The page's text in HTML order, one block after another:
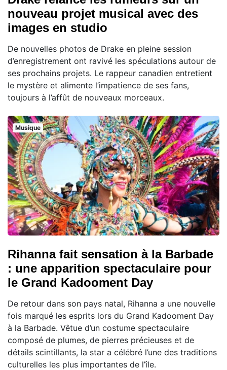
nouveau projet musical avec des
images en studio
De nouvelles photos de Drake en pleine session
d’enregistrement ont ravivé les spéculations autour de
ses prochains projets. Le rappeur canadien entretient
le mystère et alimente l’impatience de ses fans,
toujours à l’affût de nouveaux morceaux.
Musique
Rihanna fait sensation à la Barbade
: une apparition spectaculaire pour
le Grand Kadooment Day
De retour dans son pays natal, Rihanna a une nouvelle
fois marqué les esprits lors du Grand Kadooment Day
à la Barbade. Vêtue d’un costume spectaculaire
composé de plumes, de pierres précieuses et de
détails scintillants, la star a célébré l’une des traditions
culturelles les plus importantes de l’île.